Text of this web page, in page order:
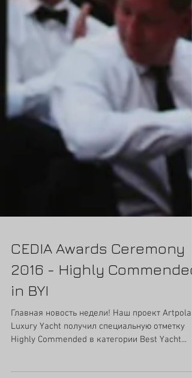
CEDIA Awards Ceremony
2016 - Highly Commended
in BYI
Главная новость недели! Наш проект
Highly Commended в категории Best Yacht...